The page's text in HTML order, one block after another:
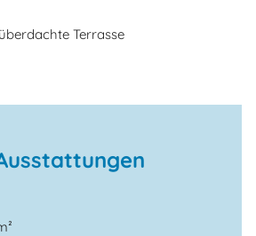
Terrasse